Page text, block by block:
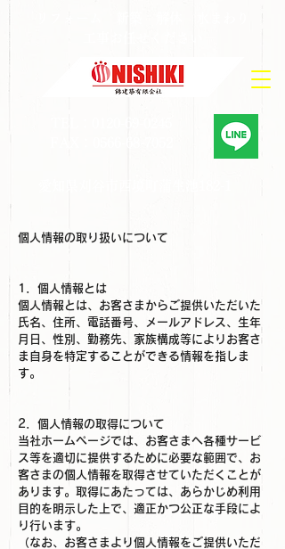
個人情報の取り扱いについて
1．個人情報とは
個人情報とは、お客さまからご提供いただいた
氏名、住所、電話番号、メールアドレス、生年
月日、性別、勤務先、家族構成等によりお客さ
ま自身を特定することができる情報を指しま
す。
2．個人情報の取得について
当社ホームページでは、お客さまへ各種サービ
ス等を適切に提供するために必要な範囲で、お
客さまの個人情報を取得させていただくことが
あります。取得にあたっては、あらかじめ利用
目的を明示した上で、適正かつ公正な手段によ
り行います。
（なお、お客さまより個人情報をご提供いただ